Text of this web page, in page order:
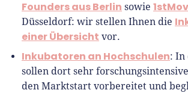
Founders aus Berlin sowie
Düsseldorf: wir stellen Ihnen die
einer Übersicht vor.
Inkubatoren an Hochschulen: In
sollen dort sehr
den Marktstart vorbereitet und